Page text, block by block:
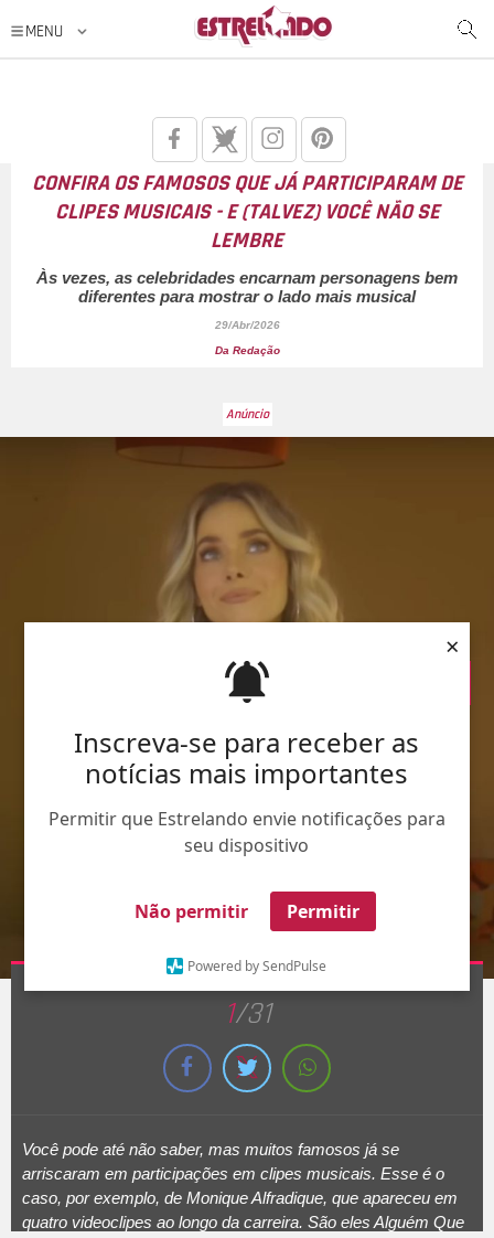
Inscreva-se para receber as
notícias mais importantes
Permitir que Estrelando envie notificações para
seu dispositivo
Não permitir Permitir
Powered by SendPulse
×
CONFIRA OS FAMOSOS QUE JÁ PARTICIPARAM DE
CLIPES MUSICAIS - E (TALVEZ) VOCÊ NÃO SE
LEMBRE
Às vezes, as celebridades encarnam personagens bem
diferentes para mostrar o lado mais musical
29/Abr/2026
Da Redação
Divulgação.
1/31
Você pode até não saber, mas muitos famosos já se
arriscaram em participações em clipes musicais. Esse é o
caso, por exemplo, de Monique Alfradique, que apareceu em
quatro videoclipes ao longo da carreira. São eles Alguém Que